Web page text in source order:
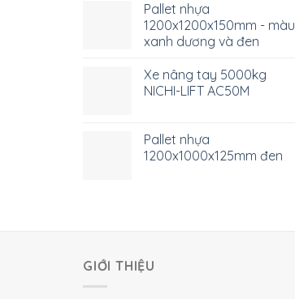
Pallet nhựa
1200x1200x150mm - màu
xanh dương và đen
Xe nâng tay 5000kg
NICHI-LIFT AC50M
Pallet nhựa
1200x1000x125mm đen
GIỚI THIỆU